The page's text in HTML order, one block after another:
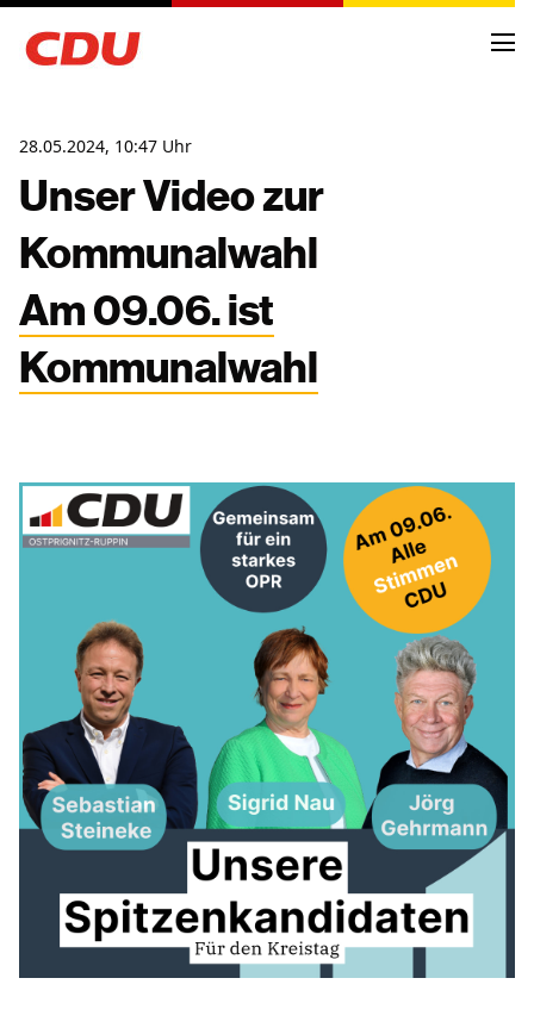
NEWS
ARCHIV
TERMINE
KREISVORSTAND
FRAKTIONSMITGLIEDER
ANTRÄGE UND ANFRAGEN
BUNDESTAG
LANDTAG
EUROPA
CDU RHEINSBERG
SENIOREN UNION OPR
JUNGE UNION OPR
FRAUEN UNION OPR
Mitglied werden
LINKS
FACEBOOK-SEITE
28.05.2024, 10:47 Uhr
Unser Video zur
Kommunalwahl
Am 09.06. ist
Kommunalwahl